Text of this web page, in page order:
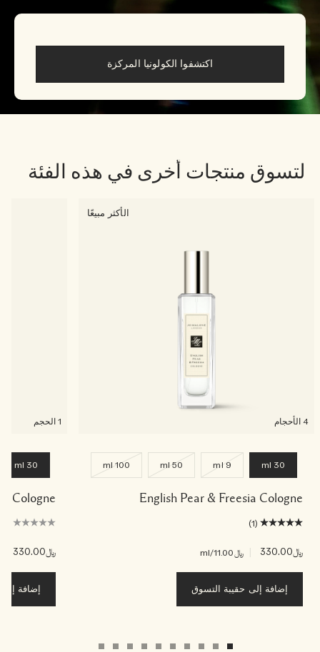
اكتشفوا الكولونيا المركزة
لتسوق منتجات أخرى في هذه الفئة
الأكثر مبيعًا
30 ml
50 ml
100 ml
English Pear & Freesia Cologne
(1)
﷼330.00 ﷼11.00 /ml
إضافة إلى حقيبة التسوق
30 ml
Cologne
(0)
﷼330.00
إضافة إلى